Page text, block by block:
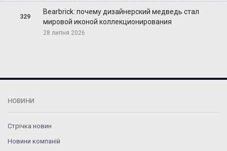
329
Bearbrick: почему дизайнерский медведь стал
мировой иконой коллекционирования
28 липня 2026
НОВИНИ
Стрічка новин
Новини компаній